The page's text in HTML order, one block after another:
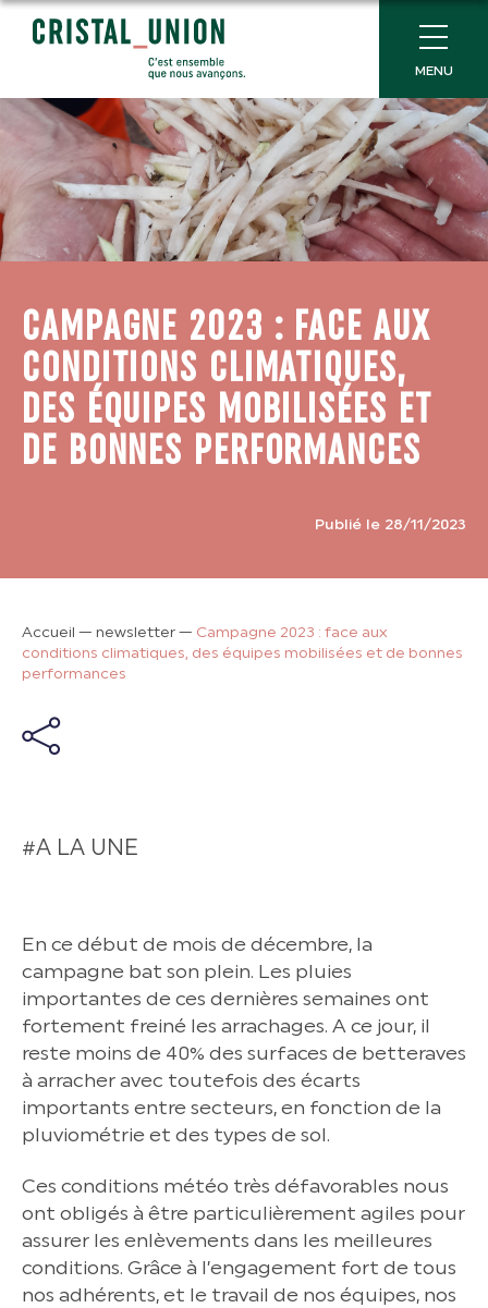
MENU
CAMPAGNE 2023 : FACE AUX
CONDITIONS CLIMATIQUES,
DES ÉQUIPES MOBILISÉES ET
DE BONNES PERFORMANCES
Publié le 28/11/2023
Accueil — newsletter— Campagne 2023 : face aux
conditions climatiques, des équipes mobilisées et de bonnes
performances
#A LA UNE
En ce début de mois de décembre, la
campagne bat son plein. Les pluies
importantes de ces dernières semaines ont
fortement freiné les arrachages. A ce jour, il
reste moins de 40% des surfaces de betteraves
à arracher avec toutefois des écarts
importants entre secteurs, en fonction de la
pluviométrie et des types de sol.
Ces conditions météo très défavorables nous
ont obligés à être particulièrement agiles pour
assurer les enlèvements dans les meilleures
conditions. Grâce à l’engagement fort de tous
nos adhérents, et le travail de nos équipes, nos